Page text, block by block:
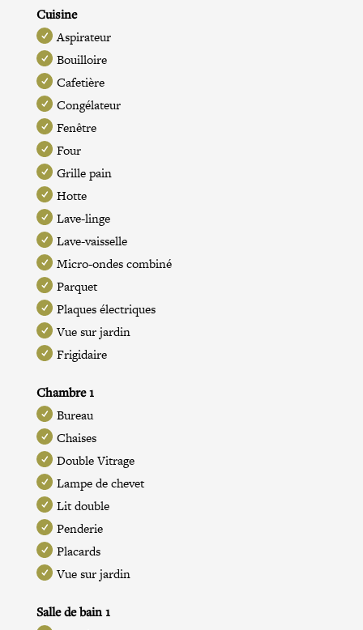
Cuisine
Aspirateur
Bouilloire
Cafetière
Congélateur
Fenêtre
Four
Grille pain
Hotte
Lave-linge
Lave-vaisselle
Micro-ondes combiné
Parquet
Plaques électriques
Vue sur jardin
Frigidaire
Chambre 1
Bureau
Chaises
Double Vitrage
Lampe de chevet
Lit double
Penderie
Placards
Vue sur jardin
Salle de bain 1